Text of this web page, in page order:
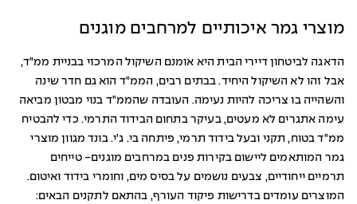
מוצרי גמר איכותיים למרחבים מוגנים
הדאגה לביטחון דיירי הבית היא אומנם השיקול המרכזי בבניית ממ"ד,
אבל זהו לא השיקול היחיד. בבתים רבים, הממ"ד הוא גם חדר שינה
והשהייה בו צריכה להיות נעימה. העובדה שהממ"ד בנוי מבטון מביאה
עימה אתגרים לא מעטים, בעיקר בתחום הבידוד התרמי. כדי להבטיח
ממ"ד בטוח, תקני ובעל בידוד תרמי, פיתחה בי. ג'י. בונד מגוון מוצרי
גמר המותאמים ליישום בקירות פנים במרחבים מוגנים- טייחים
תרמיים ייחודיים, צבעים נושמים על בסיס מים, וחומרי בידוד ואיטום.
המוצרים עומדים בדרישות פיקוד העורף, בהתאם לתקנים הבאים: